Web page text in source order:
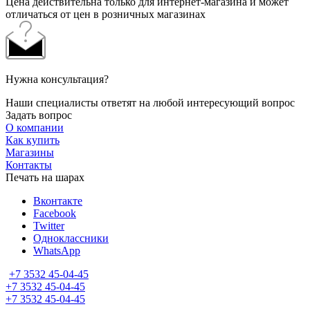
отличаться от цен в розничных магазинах
Нужна консультация?
Наши специалисты ответят на любой интересующий вопрос
Задать вопрос
О компании
Как купить
Магазины
Контакты
Печать на шарах
Вконтакте
Facebook
Twitter
Одноклассники
WhatsApp
+7 3532 45-04-45
+7 3532 45-04-45
+7 3532 45-04-45